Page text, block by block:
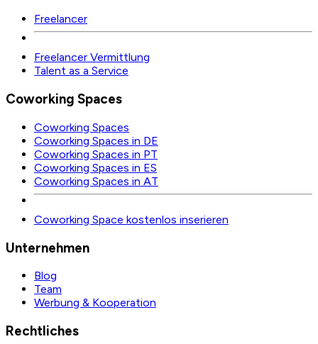
Freelancer
Freelancer Vermittlung
Talent as a Service
Coworking Spaces
Coworking Spaces
Coworking Spaces in DE
Coworking Spaces in PT
Coworking Spaces in ES
Coworking Spaces in AT
Coworking Space kostenlos inserieren
Unternehmen
Blog
Team
Werbung & Kooperation
Rechtliches